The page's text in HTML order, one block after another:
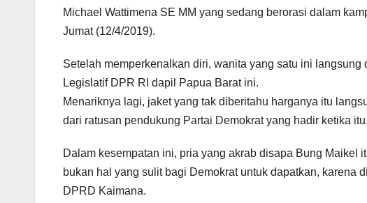
Michael Wattimena SE MM yang sedang berorasi dalam
Jumat (12/4/2019).
Setelah memperkenalkan diri, wanita yang satu ini
Legislatif DPR RI dapil Papua Barat ini.
Menariknya lagi, jaket yang tak diberitahu harganya itu
dari ratusan pendukung Partai Demokrat yang hadir ketika itu.
Dalam kesempatan ini, pria yang akrab disapa Bung Maikel
bukan hal yang sulit bagi Demokrat untuk dapatkan, karena
DPRD Kaimana.